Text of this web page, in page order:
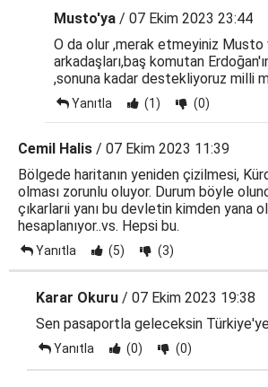
Musto'ya / 07 Ekim 2023 23:44
O da olur ,merak etmeyiniz Musto
arkadaşları,baş komutan
,sonuna kadar destekliyoruz milli
Yanıtla (1) (0)
Cemil Halis / 07 Ekim 2023 11:39
Bölgede haritanın yeniden çizilmesi,
olması zorunlu oluyor. Durum böyle
çıkarlarıi yanı bu devletin kimden yana
hesaplanıyor..vs. Hepsi bu.
Yanıtla (5) (3)
Karar Okuru / 07 Ekim 2023 19:38
Sen pasaportla geleceksin
Yanıtla (0) (0)